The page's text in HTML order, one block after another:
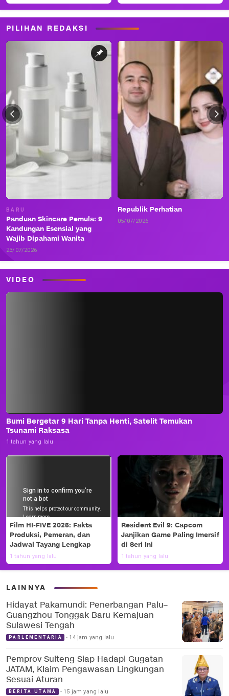
PILIHAN REDAKSI
BARU
Panduan Skincare Pemula: 9
Kandungan Esensial yang
Wajib Dipahami Wanita
23/07/2026
Republik Perhatian
05/07/2026
VIDEO
Bumi Bergetar 9 Hari Tanpa Henti, Satelit Temukan
Tsunami Raksasa
1 tahun yang lalu
Film HI-FIVE 2025: Fakta
Produksi, Pemeran, dan
Jadwal Tayang Lengkap
1 tahun yang lalu
Resident Evil 9: Capcom
Janjikan Game Paling Imersif
di Seri Ini
1 tahun yang lalu
LAINNYA
Hidayat Pakamundi: Penerbangan Palu–
Guangzhou Tonggak Baru Kemajuan
Sulawesi Tengah
PARLEMENTARIA 14 jam yang lalu
Pemprov Sulteng Siap Hadapi Gugatan
JATAM, Klaim Pengawasan Lingkungan
Sesuai Aturan
BERITA UTAMA 15 jam yang lalu